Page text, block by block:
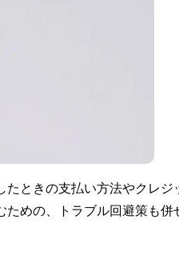
ときの支払い方法やクレジ
めの、トラブル回避策も併